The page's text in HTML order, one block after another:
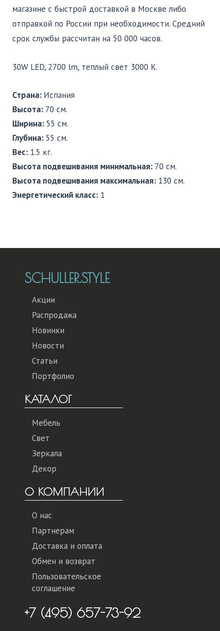
магазине с быстрой доставкой в Москве либо
отправкой по России при необходимости. Средний
срок службы рассчитан на 50 000 часов.
30W LED, 2700 lm, теплый свет 3000 K.
Страна: Испания
Высота: 70 см.
Ширина: 55 см.
Глубина: 55 см.
Вес: 1.5 кг.
Высота подвешивания минимальная: 70 см.
Высота подвешивания максимальная: 130 см.
Энергетический класс: 1
SCHULLER.STYLE
Акции
Распродажа
Новинки
Новости
Статьи
Портфолио
КАТАЛОГ
Мебель
Свет
Зеркала
Декор
О КОМПАНИИ
О нас
Партнерам
Доставка и оплата
Обмен и возврат
Пользовательское
соглашение
+7 (495) 657-73-92